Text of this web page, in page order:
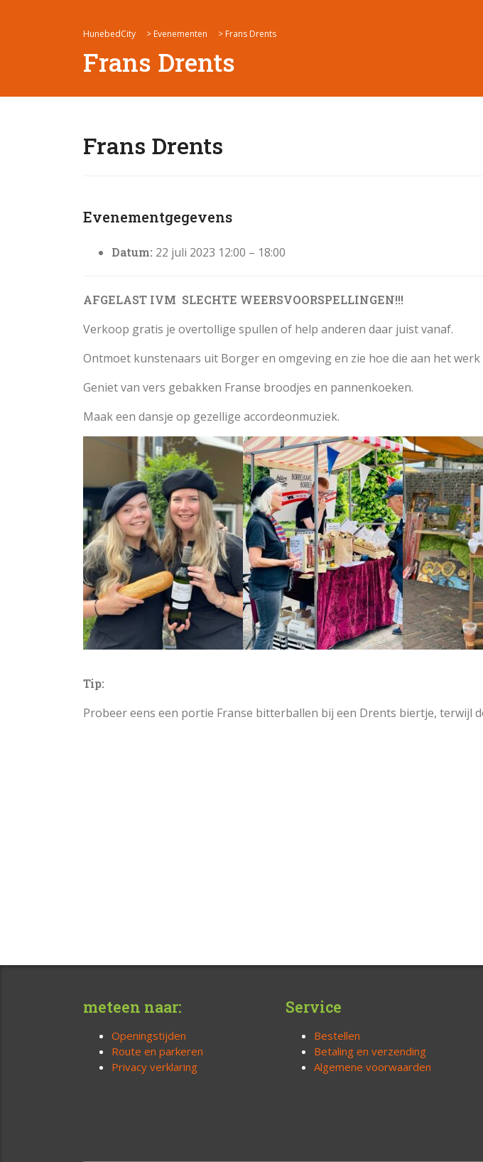
HunebedCity > Evenementen > Frans Drents
Frans Drents
Frans Drents
Evenementgegevens
Datum: 22 juli 2023 12:00 – 18:00
AFGELAST IVM SLECHTE WEERSVOORSPELLINGEN!!!
Verkoop gratis je overtollige spullen of help anderen daar juist vanaf.
Ontmoet kunstenaars uit Borger en omgeving en zie hoe die aan het werk
Geniet van vers gebakken Franse broodjes en pannenkoeken.
Maak een dansje op gezellige accordeonmuziek.
Tip:
Probeer eens een portie Franse bitterballen bij een Drents biertje, terwijl
meteen naar:
Openingstijden
Route en parkeren
Privacy verklaring
Service
Bestellen
Betaling en verzending
Algemene voorwaarden